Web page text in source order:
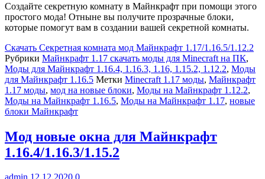
Создайте секретную комнату в Майнкрафт при помощи этого
простого мода! Отныне вы получите прозрачные блоки,
которые помогут вам в создании вашей секретной комнаты.
Скачать Секретная комната мод Майнкрафт 1.17/1.16.5/1.12.2
Рубрики Майнкрафт 1.17 скачать моды для Minecraft на ПК,
Моды для Майнкрафт 1.16.4, 1.16.3, 1.16, 1.15.2, 1.12.2, Моды
для Майнкрафт 1.16.5 Метки Minecraft 1.17 моды, Майнкрафт
1.17 моды, мод на новые блоки, Моды на Майнкрафт 1.12.2,
Моды на Майнкрафт 1.16.5, Моды на Майнкрафт 1.17, новые
блоки Майнкрафт
Мод новые окна для Майнкрафт
1.16.4/1.16.3/1.15.2